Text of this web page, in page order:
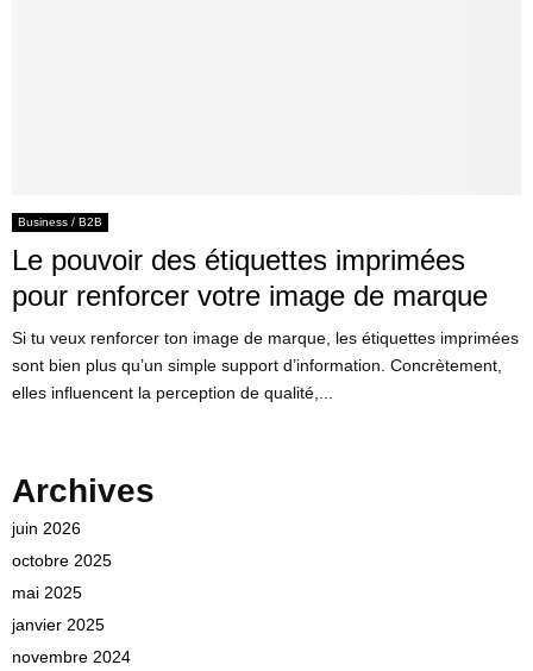
Business / B2B
Le pouvoir des étiquettes imprimées
pour renforcer votre image de marque
Si tu veux renforcer ton image de marque, les étiquettes imprimées
sont bien plus qu’un simple support d’information. Concrètement,
elles influencent la perception de qualité,...
Archives
juin 2026
octobre 2025
mai 2025
janvier 2025
novembre 2024